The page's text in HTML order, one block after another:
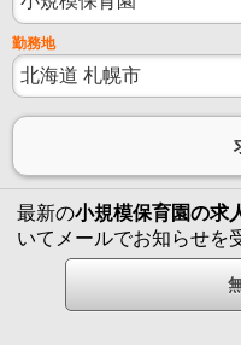
勤務地
最新の小規模保育園の求
いてメールでお知らせを